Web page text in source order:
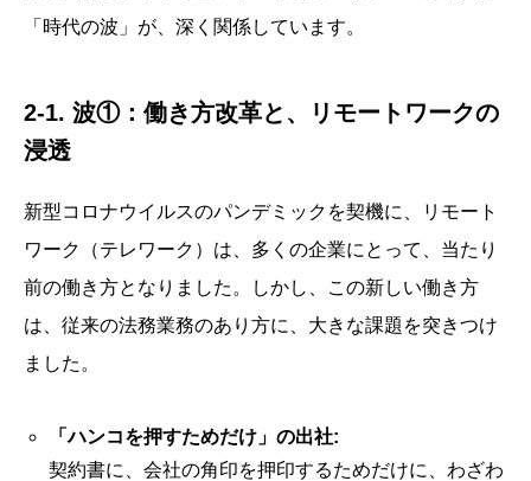
「時代の波」が、深く関係しています。
2-1. 波①：働き方改革と、リモートワークの
浸透
新型コロナウイルスのパンデミックを契機に、リモート
ワーク（テレワーク）は、多くの企業にとって、当たり
前の働き方となりました。しかし、この新しい働き方
は、従来の法務業務のあり方に、大きな課題を突きつけ
ました。
「ハンコを押すためだけ」の出社:
契約書に、会社の角印を押印するためだけに、わざわ